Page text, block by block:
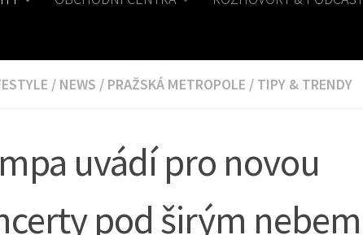
/ NEWS / PRAŽSKÁ METROPOLE / TIPY & TRENDY
uvádí pro novou
pod širým nebem